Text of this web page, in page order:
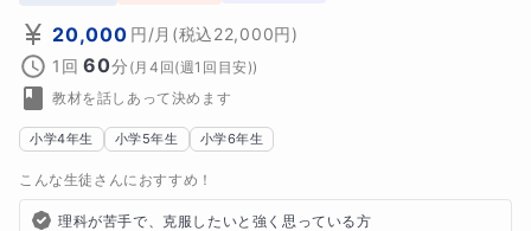
20,000 円/月 (税込22,000円)
1回 60分 (月4回(週1回目安))
教材を話しあって決めます
小学4年生 小学5年生 小学6年生
こんな生徒さんにおすすめ！
理科が苦手で、克服したいと強く思っている方